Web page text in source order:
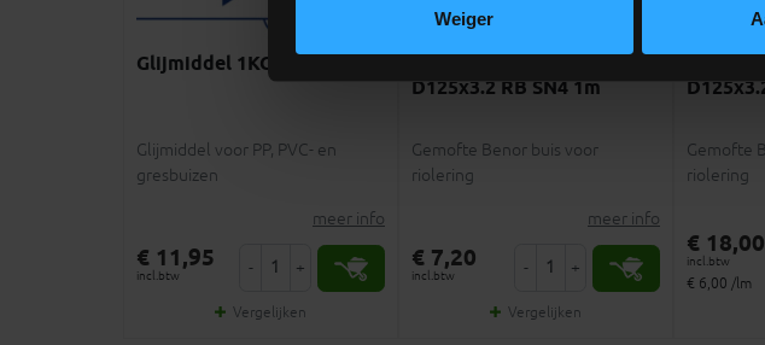
Weiger
Glijmiddel 1KG
Glijmiddel voor PP, PVC- en
gresbuizen
meer info
€ 11,95
incl.btw - +
Vergelijken
D125x3.2 RB SN4 1m
Gemofte Benor buis voor
riolering
meer info
€ 7,20
incl.btw - +
Vergelijken
Gemofte
riolering
€ 18,00
incl.btw
€ 6,00 /lm